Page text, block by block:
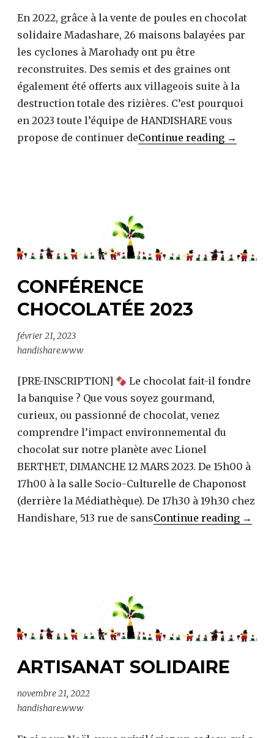
En 2022, grâce à la vente de poules en chocolat
solidaire Madashare, 26 maisons balayées par
les cyclones à Marohady ont pu être
reconstruites. Des semis et des graines ont
également été offerts aux villageois suite à la
destruction totale des rizières. C’est pourquoi
en 2023 toute l’équipe de HANDISHARE vous
propose de continuer deContinue reading Les
→
CONFÉRENCE
CHOCOLATÉE 2023
février 21, 2023
handishare.www
[PRE-INSCRIPTION]
Le chocolat fait-il fondre
la banquise ? Que vous soyez gourmand,
curieux, ou passionné de chocolat, venez
comprendre l’impact environnemental du
chocolat sur notre planète avec Lionel
BERTHET, DIMANCHE 12 MARS 2023. De 15h00 à
17h00 à la salle Socio-Culturelle de Chaponost
(derrière la Médiathèque). De 17h30 à 19h30 chez
Handishare, 513 rue de sansContinue reading →
ARTISANAT SOLIDAIRE
novembre 21, 2022
handishare.www